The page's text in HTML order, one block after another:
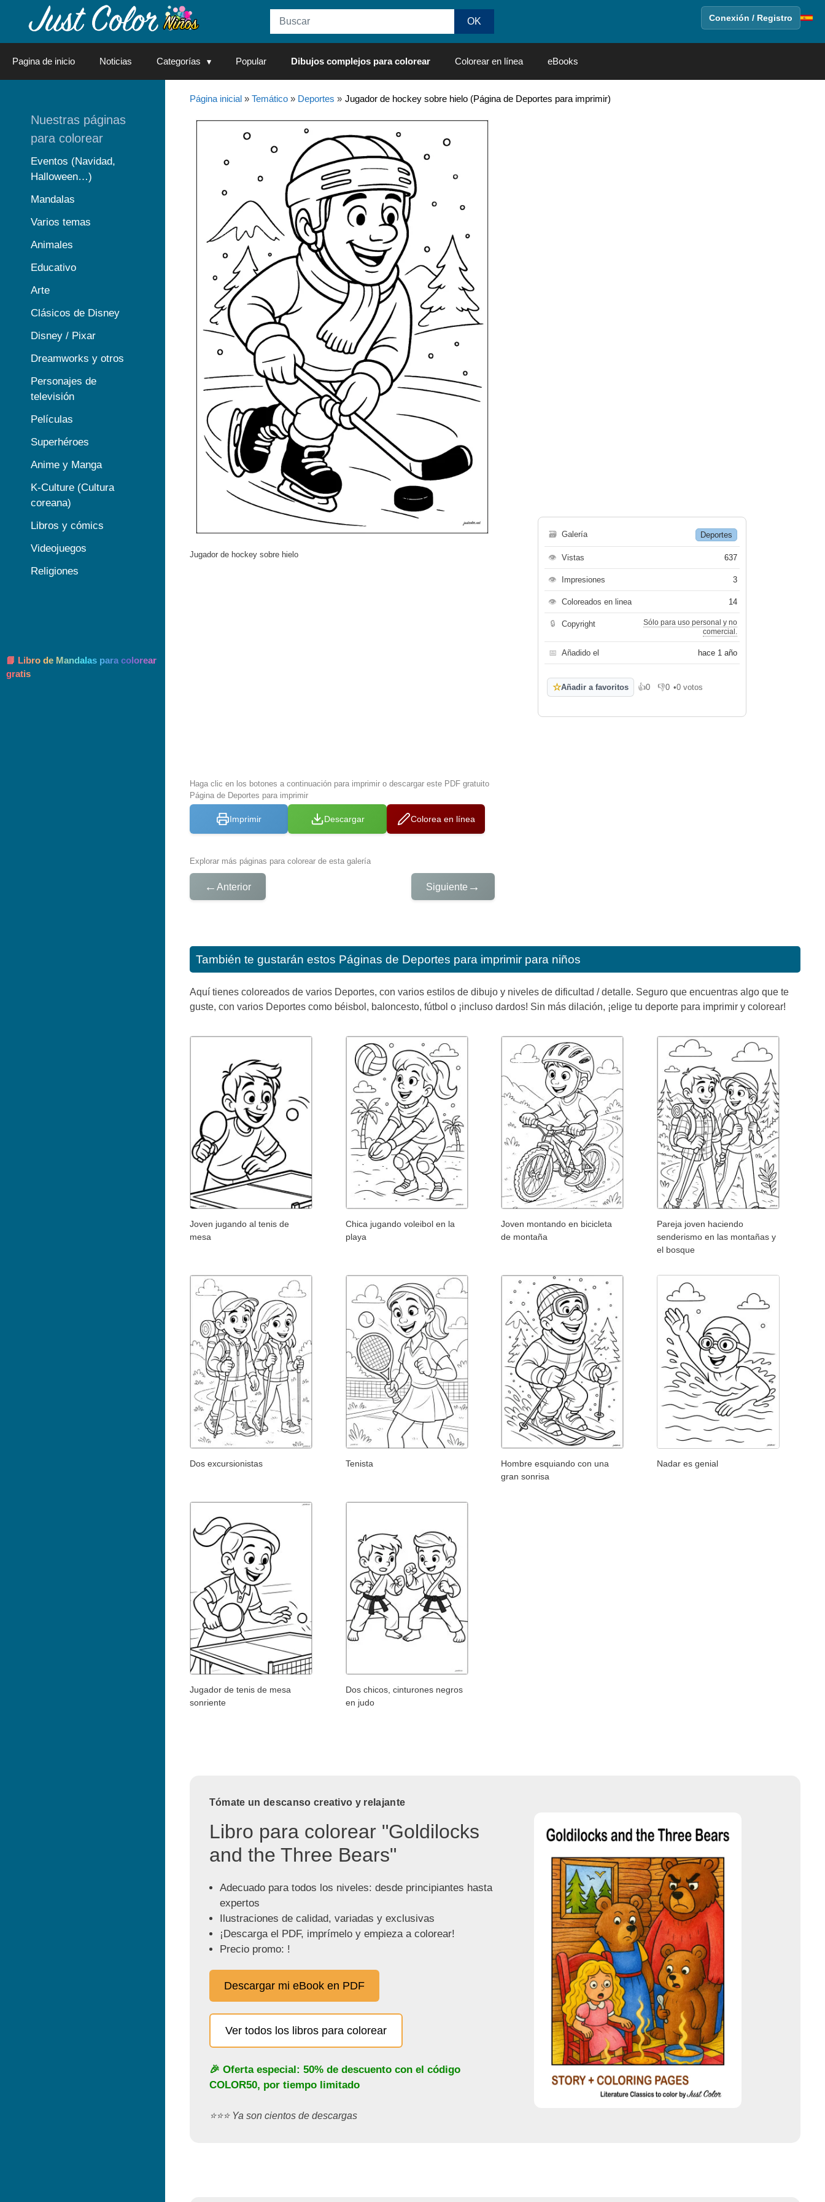
Conexión / Registro
Pagina de inicio Noticias Categorías Popular Dibujos complejos para colorear Colorear en línea eBooks
Página inicial» Temático» Deportes » Jugador de hockey sobre hielo (Página de Deportes para imprimir)
Jugador de hockey sobre hielo
Haga clic en los botones a continuación para imprimir o descargar este PDF gratuito
Página de Deportes para imprimir
Imprimir Descargar Colorea en línea
Explorar más páginas para colorear de esta galería
← Anterior Siguiente →
🗃 Galería Deportes
👁 Vistas 637
👁 Impresiones 3
👁 Coloreados en linea 14
🔒 Copyright
Sólo para uso personal y no
comercial.
📅 Añadido el hace 1 año
☆Añadir a favoritos 👍0
Me gusta
👎0
No me gusta
•0 votos
También te gustarán estos Páginas de Deportes para imprimir para niños
Aquí tienes coloreados de varios Deportes, con varios estilos de dibujo y niveles de dificultad / detalle. Seguro que encuentras algo que te
guste, con varios Deportes como béisbol, baloncesto, fútbol o ¡incluso dardos! Sin más dilación, ¡elige tu deporte para imprimir y colorear!
Joven jugando al tenis de
mesa
Chica jugando voleibol en la
playa
Joven montando en bicicleta
de montaña
Pareja joven haciendo
senderismo en las montañas y
el bosque
Dos excursionistas Tenista
Hombre esquiando con una
gran sonrisa
Nadar es genial
Jugador de tenis de mesa
sonriente
Dos chicos, cinturones negros
en judo
Tómate un descanso creativo y relajante
Libro para colorear "Goldilocks
and the Three Bears"
Adecuado para todos los niveles: desde principiantes hasta
expertos
Ilustraciones de calidad, variadas y exclusivas
¡Descarga el PDF, imprímelo y empieza a colorear!
Precio promo: !
Descargar mi eBook en PDF
Ver todos los libros para colorear
🎉 Oferta especial: 50% de descuento con el código
COLOR50, por tiempo limitado
⭐️⭐️⭐️ Ya son cientos de descargas
Nuestras páginas
para colorear
Eventos (Navidad,
Halloween…)
Mandalas
Varios temas
Animales
Educativo
Arte
Clásicos de Disney
Disney / Pixar
Dreamworks y otros
Personajes de
televisión
Películas
Superhéroes
Anime y Manga
K-Culture (Cultura
coreana)
Libros y cómics
Videojuegos
Religiones
📘 Libro de Mandalas para colorear
gratis